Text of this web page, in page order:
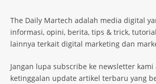
The Daily Martech adalah media digital
informasi, opini, berita, tips & trick,
lainnya terkait digital marketing dan
Jangan lupa subscribe ke newsletter
ketinggalan update artikel terbaru yang